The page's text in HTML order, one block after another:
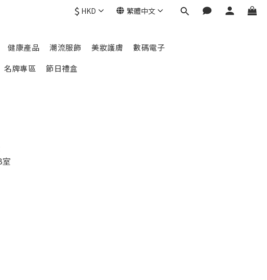
$ HKD 繁體中文
健康產品 潮流服飾 美妝護膚
數碼電子
名牌專區 節日禮盒